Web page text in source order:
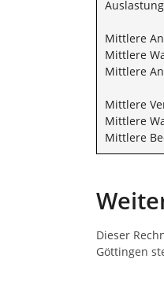
Mittlere
Mittlere
Mittlere
Mittlere
Mittlere
Mittlere
Dieser
Göttingen